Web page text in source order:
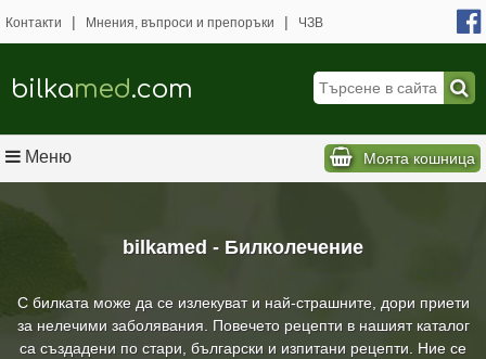
bilkamed - Билколечение
С билката може да се излекуват и най-страшните, дори приети
за нелечими заболявания. Повечето рецепти в нашият каталог
са създадени по стари, български и изпитани рецепти. Ние се
Контакти | Мнения, въпроси и препоръки | ЧЗВ
bilkamed.com
Меню Моята кошница